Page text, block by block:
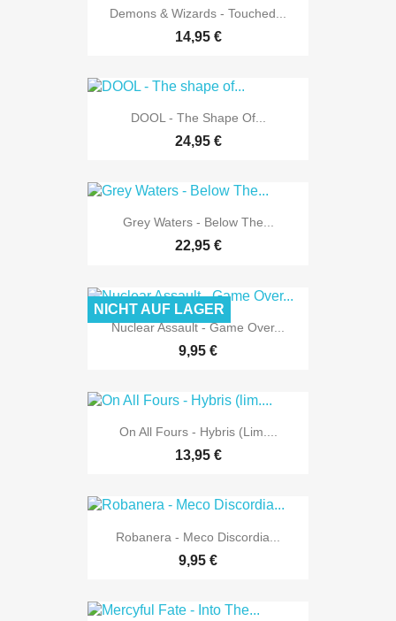
Demons & Wizards - Touched...
14,95 €
DOOL - The Shape Of...
24,95 €
Grey Waters - Below The...
22,95 €
Nuclear Assault - Game Over...
9,95 €
NICHT AUF LAGER
On All Fours - Hybris (lim....
13,95 €
Robanera - Meco Discordia...
9,95 €